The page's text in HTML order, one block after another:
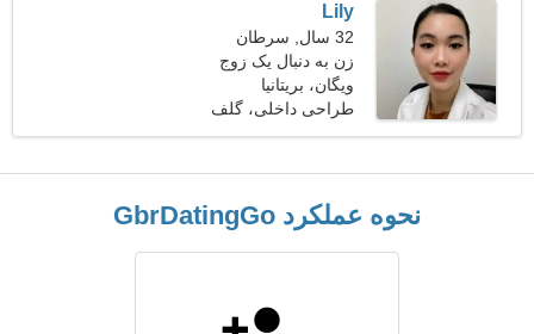
Lily
32 سال, سرطان
زن به دنبال یک زوج
ویگان، بریتانیا
طراحی داخلی، گلف
نحوه عملکرد GbrDatingGo